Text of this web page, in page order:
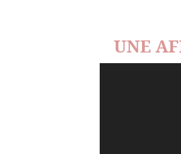
UNE